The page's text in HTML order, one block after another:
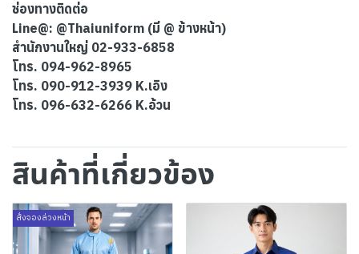
ช่องทางติดต่อ
Line@: @Thaiuniform (มี @ ข้างหน้า)
สำนักงานใหญ่ 02-933-6858
โทร. 094-962-8965
โทร. 090-912-3939 K.เอิง
โทร. 096-632-6266 K.อ้วน
สินค้าที่เกี่ยวข้อง
สั่งจองล่วงหน้า